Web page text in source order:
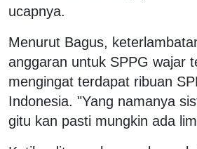
ucapnya.
Menurut Bagus,
anggaran untuk SPPG wajar
mengingat terdapat ribuan
Indonesia. "Yang namanya
gitu kan pasti mungkin ada